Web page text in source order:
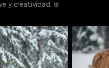
y creatividad. ❄️